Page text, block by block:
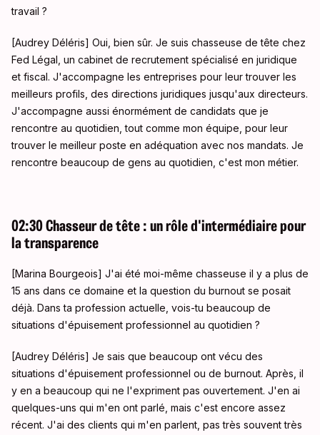
travail ?
[Audrey Déléris] Oui, bien sûr. Je suis chasseuse de tête chez
Fed Légal, un cabinet de recrutement spécialisé en juridique
et fiscal. J'accompagne les entreprises pour leur trouver les
meilleurs profils, des directions juridiques jusqu'aux directeurs.
J'accompagne aussi énormément de candidats que je
rencontre au quotidien, tout comme mon équipe, pour leur
trouver le meilleur poste en adéquation avec nos mandats. Je
rencontre beaucoup de gens au quotidien, c'est mon métier.
02:30 Chasseur de tête : un rôle d'intermédiaire pour
la transparence
[Marina Bourgeois] J'ai été moi-même chasseuse il y a plus de
15 ans dans ce domaine et la question du burnout se posait
déjà. Dans ta profession actuelle, vois-tu beaucoup de
situations d'épuisement professionnel au quotidien ?
[Audrey Déléris] Je sais que beaucoup ont vécu des
situations d'épuisement professionnel ou de burnout. Après, il
y en a beaucoup qui ne l'expriment pas ouvertement. J'en ai
quelques-uns qui m'en ont parlé, mais c'est encore assez
récent. J'ai des clients qui m'en parlent, pas très souvent très